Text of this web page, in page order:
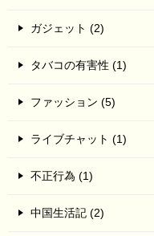
ガジェット (2)
タバコの有害性 (1)
ファッション (5)
ライブチャット (1)
不正行為 (1)
中国生活記 (2)